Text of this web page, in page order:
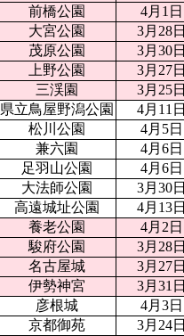
前橋公園
4月1日
大宮公園
3月28日
茂原公園
3月30日
上野公園
3月27日
三渓園
3月25日
県立鳥屋野潟公園
4月11日
松川公園
4月5日
兼六園
4月6日
足羽山公園
4月6日
大法師公園
3月30日
高遠城址公園
4月13日
養老公園
4月2日
駿府公園
3月28日
名古屋城
3月27日
伊勢神宮
3月31日
彦根城
4月3日
京都御苑
3月24日